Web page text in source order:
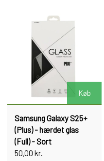
Køb
Samsung Galaxy S25+
(Plus) - hærdet glas
(Full) - Sort
50,00 kr.